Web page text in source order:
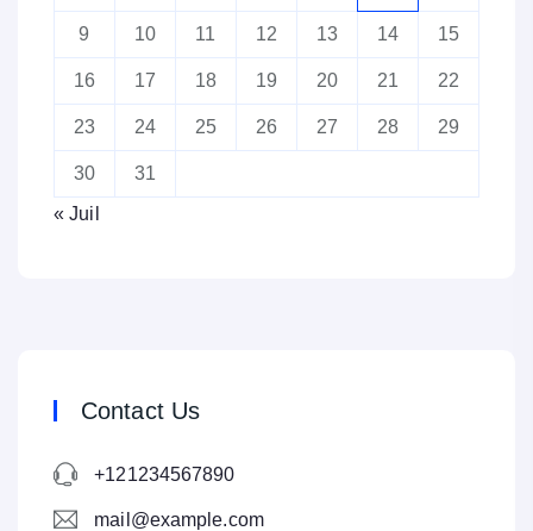
9 10 11 12 13 14 15
16 17 18 19 20 21 22
23 24 25 26 27 28 29
30
31
« Juil
Contact Us
+121234567890
mail@example.com